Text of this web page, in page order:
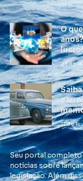
O
24 de
11 de
Seu portal
notícias sobre
legislação. Além